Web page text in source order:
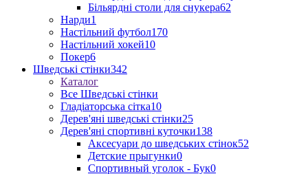
Більярдні столи для снукера62
Нарди1
Настільний футбол170
Настільний хокей10
Покер6
Шведські стінки342
Каталог
Все Шведські стінки
Гладіаторська сітка10
Дерев'яні шведські стінки25
Дерев'яні спортивні куточки138
Аксесуари до шведських стінок52
Детские прыгунки0
Спортивный уголок - Бук0